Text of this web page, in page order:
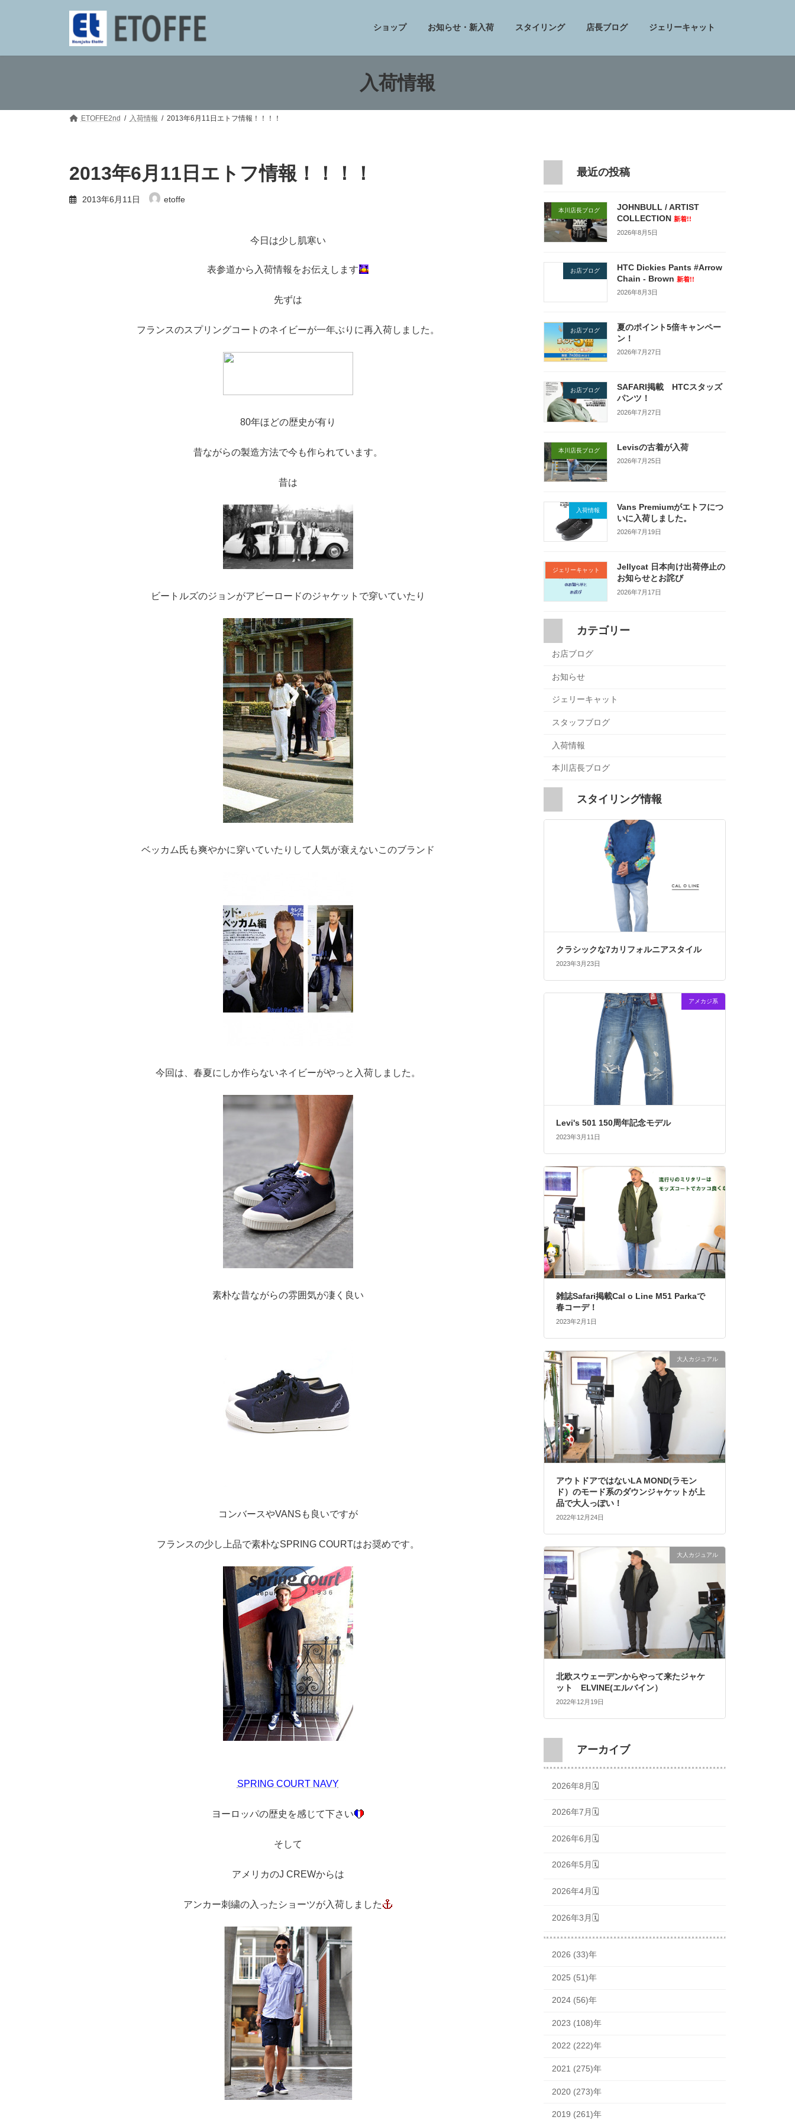
ツ
シ
ショップ お知らせ・新入荷 スタイリング 店長ブログ ジェリーキャット
入荷情報
ETOFFE2nd 入荷情報 2013年6月11日エトフ情報！！！！
2013年6月11日エトフ情報！！！！
2013年6月11日 etoffe
今日は少し肌寒い
表参道から入荷情報をお伝えします
先ずは
フランスのスプリングコートのネイビーが一年ぶりに再入荷しました。
80年ほどの歴史が有り
昔ながらの製造方法で今も作られています。
昔は
ビートルズのジョンがアビーロードのジャケットで穿いていたり
ベッカム氏も爽やかに穿いていたりして人気が衰えないこのブランド
今回は、春夏にしか作らないネイビーがやっと入荷しました。
素朴な昔ながらの雰囲気が凄く良い
コンバースやVANSも良いですが
フランスの少し上品で素朴なSPRING COURTはお奨めです。
SPRING COURT NAVY
ヨーロッパの歴史を感じて下さい
そして
アメリカのJ CREWからは
アンカー刺繍の入ったショーツが入荷しました
最近の投稿
本川店長ブログ
JOHNBULL / ARTIST
COLLECTION 新着!!
2026年8月5日
お店ブログ
HTC Dickies Pants #Arrow
Chain - Brown 新着!!
2026年8月3日
お店ブログ
夏のポイント5倍キャンペー
ン！
2026年7月27日
お店ブログ
SAFARI掲載 HTCスタッズ
パンツ！
2026年7月27日
本川店長ブログ Levisの古着が入荷
2026年7月25日
入荷情報
Vans Premiumがエトフにつ
いに入荷しました。
2026年7月19日
ジェリーキャット
Jellycat 日本向け出荷停止の
お知らせとお詫び
2026年7月17日
カテゴリー
お店ブログ
お知らせ
ジェリーキャット
スタッフブログ
入荷情報
本川店長ブログ
スタイリング情報
クラシックな7カリフォルニアスタイル
2023年3月23日
アメカジ系
Levi's 501 150周年記念モデル
2023年3月11日
雑誌Safari掲載Cal o Line M51 Parkaで
春コーデ！
2023年2月1日
大人カジュアル
アウトドアではないLA MOND(ラモン
ド）のモード系のダウンジャケットが上
品で大人っぽい！
2022年12月24日
大人カジュアル
北欧スウェーデンからやって来たジャケ
ット ELVINE(エルバイン）
2022年12月19日
アーカイブ
2026年8月🗓
2026年7月🗓
2026年6月🗓
2026年5月🗓
2026年4月🗓
2026年3月🗓
2026 (33)年
2025 (51)年
2024 (56)年
2023 (108)年
2022 (222)年
2021 (275)年
2020 (273)年
2019 (261)年